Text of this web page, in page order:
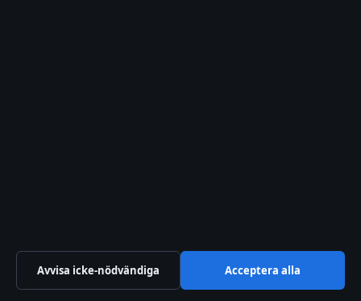
Redaktionen
Avvisa icke-nödvändiga Acceptera alla